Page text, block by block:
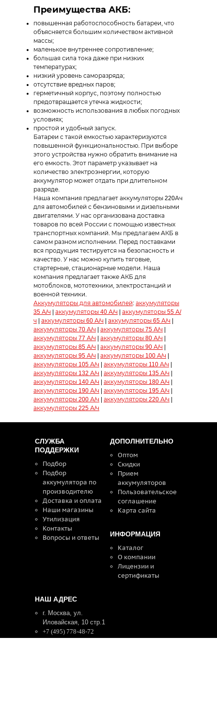
Преимущества АКБ:
повышенная работоспособность батареи, что
объясняется большим количеством активной
массы;
маленькое внутреннее сопротивление;
большая сила тока даже при низких
температурах;
низкий уровень саморазряда;
отсутствие вредных паров;
герметичный корпус, поэтому полностью
предотвращается утечка жидкости;
возможность использования в любых погодных
условиях;
простой и удобный запуск.
Батареи с такой емкостью характеризуются
повышенной функциональностью. При выборе
этого устройства нужно обратить внимание на
его емкость. Этот параметр указывает на
количество электроэнергии, которую
аккумулятор может отдать при длительном
разряде.
Наша компания предлагает аккумуляторы 220Ач
для автомобилей с бензиновыми и дизельными
двигателями. У нас организована доставка
товаров по всей России с помощью известных
транспортных компаний. Мы предлагаем АКБ в
самом разном исполнении. Перед поставками
вся продукция тестируется на безопасность и
качество. У нас можно купить тяговые,
стартерные, стационарные модели. Наша
компания предлагает также АКБ для
мотоблоков, мототехники, электростанций и
военной техники.
Аккумуляторы для автомобилей: аккумуляторы
35 А/ч | аккумуляторы 40 А/ч | аккумуляторы 55 А/
ч | аккумуляторы 60 А/ч | аккумуляторы 65 А/ч |
аккумуляторы 70 А/ч | аккумуляторы 75 А/ч |
аккумуляторы 77 А/ч | аккумуляторы 80 А/ч |
аккумуляторы 85 А/ч | аккумуляторы 90 А/ч |
аккумуляторы 95 А/ч | аккумуляторы 100 А/ч |
аккумуляторы 105 А/ч | аккумуляторы 110 А/ч |
аккумуляторы 132 А/ч | аккумуляторы 135 А/ч |
аккумуляторы 140 А/ч | аккумуляторы 180 А/ч |
аккумуляторы 190 А/ч | аккумуляторы 195 А/ч |
аккумуляторы 200 А/ч | аккумуляторы 220 А/ч |
аккумуляторы 225 А/ч
СЛУЖБА
ПОДДЕРЖКИ
Подбор
Подбор
аккумулятора по
производителю
Доставка и оплата
Наши магазины
Утилизация
Контакты
Вопросы и ответы
ДОПОЛНИТЕЛЬНО
Оптом
Скидки
Прием
аккумуляторов
Пользовательское
соглашение
Карта сайта
ИНФОРМАЦИЯ
Каталог
О компании
Лицензии и
сертификаты
НАШ АДРЕС
г. Москва, ул.
Иловайская, 10 стр.1
+7 (495) 778-48-72